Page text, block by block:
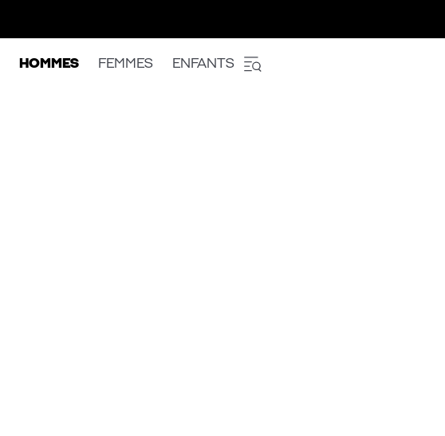
HOMMES FEMMES ENFANTS